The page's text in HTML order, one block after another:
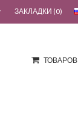
ЗАКЛАДКИ (0)
ТОВАРОВ